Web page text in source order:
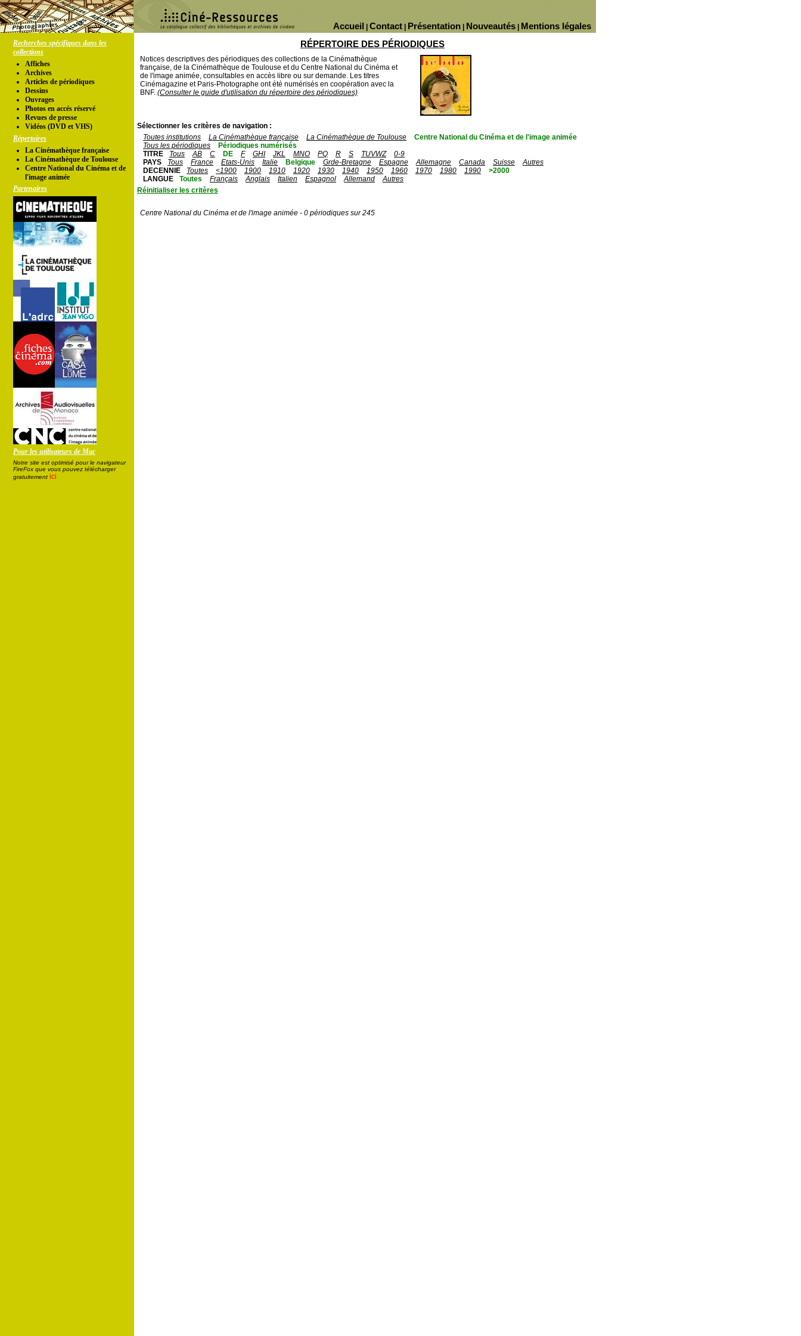
Mentions légales
Nouveautés
Présentation
Contact
Accueil
Recherches spécifiques dans les
collections
Affiches
Archives
Articles de périodiques
Dessins
Ouvrages
Photos en accés réservé
Revues de presse
Vidéos (DVD et VHS)
Répertoires
La Cinémathèque française
La Cinémathèque de Toulouse
Centre National du Cinéma et de
l'image animée
Partenaires
Pour les utilisateurs de Mac
Notre site est optimisé pour le navigateur
FireFox que vous pouvez télécharger
gratuitement ici
RÉPERTOIRE DES PÉRIODIQUES
Notices descriptives des périodiques des collections de la Cinémathèque
française, de la Cinémathèque de Toulouse et du Centre National du Cinéma et
de l'image animée, consultables en accès libre ou sur demande. Les titres
Cinémagazine et Paris-Photographe ont été numérisés en coopération avec la
BNF. (Consulter le guide d'utilisation du répertoire des périodiques)
Sélectionner les critères de navigation :
Toutes institutions
La Cinémathèque française La Cinémathèque de Toulouse
Centre National du Cinéma et de l'image animée
Tous les périodiques
Périodiques numérisés
TITRE
Tous AB C DE F GHI JKL MNO PQ R S TUVWZ
0-9
PAYS
Tous France Etats-Unis Italie Belgique Grde-Bretagne Espagne Allemagne Canada Suisse
Autres
DECENNIE
Toutes <1900 1900 1910 1920 1930 1940 1950 1960 1970 1980 1990
>2000
LANGUE
Toutes Français Anglais Italien Espagnol Allemand
Autres
Réinitialiser les critères
Centre National du Cinéma et de l'image animée - 0 périodiques sur 245